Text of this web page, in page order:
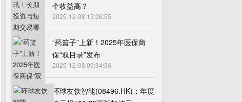
个收益高？
2025-12-08 15:06:55
“药篮子”上新！2025年医保商
保“双目录”发布
2025-12-08 09:34:36
环球友饮智能(08496.HK)：年度